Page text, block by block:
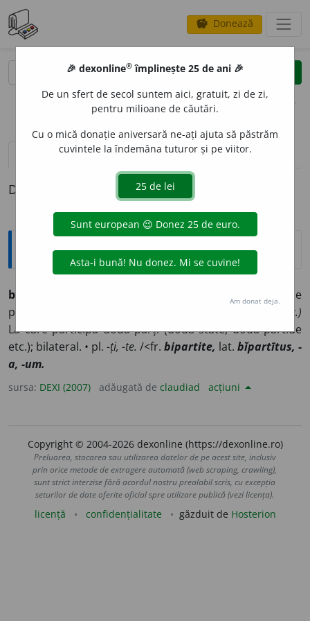
savings Donează
clear
opțiuni
definiții (1)
Definiția cu ID-ul 1265955:
Explicative DEX
bipart
Care este alcătuit din două părți, care
prezintă două secțiuni.
(despre convenții, înțelegeri etc.)
La care participă două părți (două state, două partide
etc.); bilateral. • pl. -ți, -te. /<fr. bipartite, lat. bĭpartītus, -
a, -um.
sursa: DEXI (2007) adăugată de claudiad acțiuni
Copyright © 2004-2026 dexonline (https://dexonline.ro)
Preluarea, stocarea sau utilizarea datelor de pe acest site, inclusiv
prin orice metode de extragere automată (web scraping, crawling),
sunt strict interzise fără acordul nostru prealabil scris, cu excepția
seturilor de date oferite oficial spre utilizare publică (vezi licența).
licență confidențialitate găzduit de Hosterion
🎉 dexonline® împlinește 25 de ani 🎉
De un sfert de secol suntem aici, gratuit, zi de zi,
pentru milioane de căutări.
Cu o mică donație aniversară ne-ați ajuta să păstrăm
cuvintele la îndemâna tuturor și pe viitor.
Am donat deja.